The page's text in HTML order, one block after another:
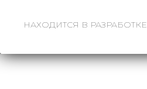
НАХОДИТСЯ В РАЗРАБОТКЕ